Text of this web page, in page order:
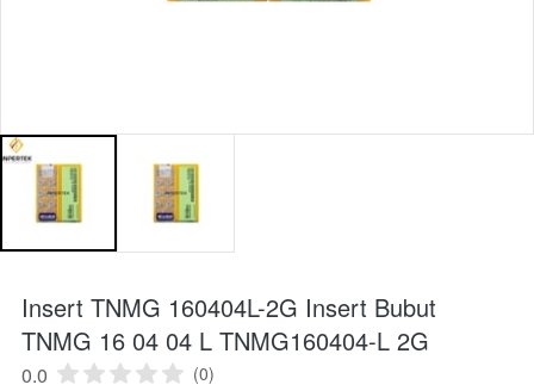
Insert TNMG 160404L-2G Insert Bubut
TNMG 16 04 04 L TNMG160404-L 2G
0.0 (0)